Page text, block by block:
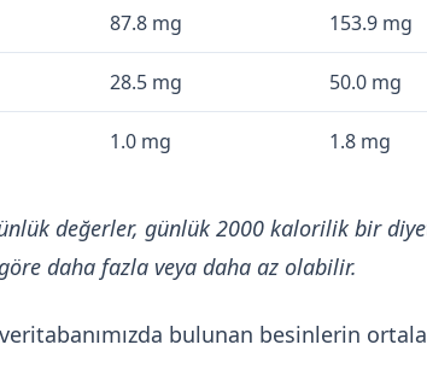
87.8 mg 153.9 mg
28.5 mg 50.0 mg
1.0 mg 1.8 mg
değerler, günlük 2000 kalorilik bir
daha fazla veya daha az olabilir.
bulunan besinlerin